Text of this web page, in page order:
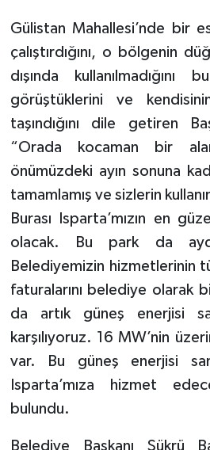
Gülistan Mahallesi’nde bir
çalıştırdığını, o bölgenin
dışında
görüştüklerini ve
taşındığını dile getiren
“Orada kocaman bir
önümüzdeki ayın sonuna
tamamlamış ve sizlerin
Burası Isparta’mızın en
olacak. Bu park da
Belediyemizin hizmetlerinin
faturalarını belediye olarak
da artık güneş enerjisi
karşılıyoruz. 16 MW’nin
var. Bu güneş enerjisi
Isparta’mıza hizmet
bulundu.
Belediye Başkanı Şükrü